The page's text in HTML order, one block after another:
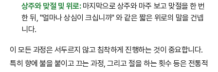
상주와 맞절 및 위로:마지막으로 상주와 마주 보고 맞절을 한 번
한 뒤, "얼마나 상심이 크십니까" 와 같은 짧은 위로의 말을 건넵
니다.
이 모든 과정은 서두르지 않고 침착하게 진행하는 것이 중요합니다.
특히 향에 불을 붙이고 끄는 과정, 그리고 절을 하는 횟수 등은 전통적